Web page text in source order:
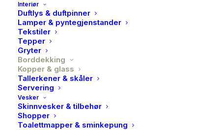
Interiør
Duftlys & duftpinner
Lamper & pyntegjenstander
Tekstiler
Tepper
Gryter
Borddekking
Kopper & glass
Tallerkener & skåler
Servering
Vesker
Skinnvesker & tilbehør
Shopper
Toalettmapper & sminkepung